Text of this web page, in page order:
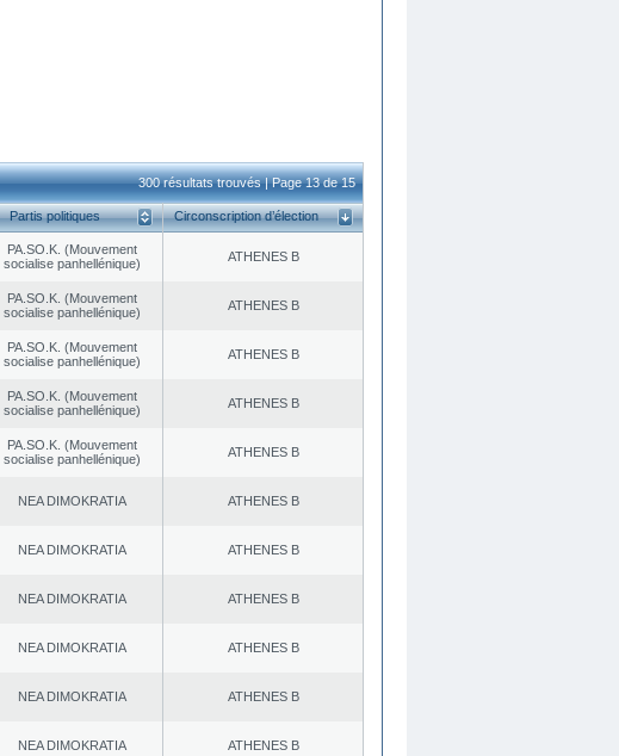
300 résultats trouvés | Page 13 de 15
Partis politiques Circonscription d’élection
PA.SO.K. (Mouvement
socialise panhellénique)
ATHENES Β
PA.SO.K. (Mouvement
socialise panhellénique)
ATHENES Β
PA.SO.K. (Mouvement
socialise panhellénique)
ATHENES Β
PA.SO.K. (Mouvement
socialise panhellénique)
ATHENES Β
PA.SO.K. (Mouvement
socialise panhellénique)
ATHENES Β
NEA DΙMOKRATIA ATHENES Β
NEA DΙMOKRATIA ATHENES Β
NEA DΙMOKRATIA ATHENES Β
NEA DΙMOKRATIA ATHENES Β
NEA DΙMOKRATIA ATHENES Β
NEA DΙMOKRATIA ATHENES Β